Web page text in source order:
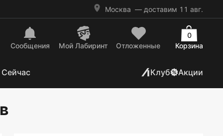
Москва — доставим 11 авг.
Сообщения Mой Лабиринт Отложенные Корзина
0
Клуб Акции